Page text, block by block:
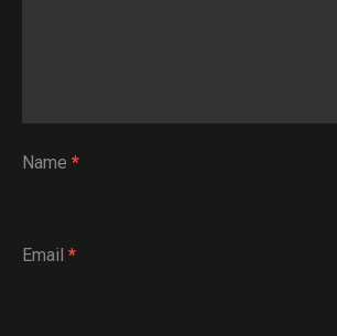
Name *
Email *